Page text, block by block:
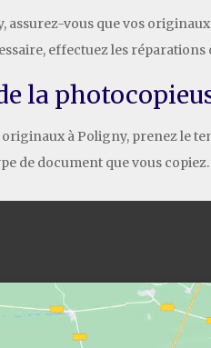
vous que vos
effectuez les
la
à Poligny, prenez le
de document que vous